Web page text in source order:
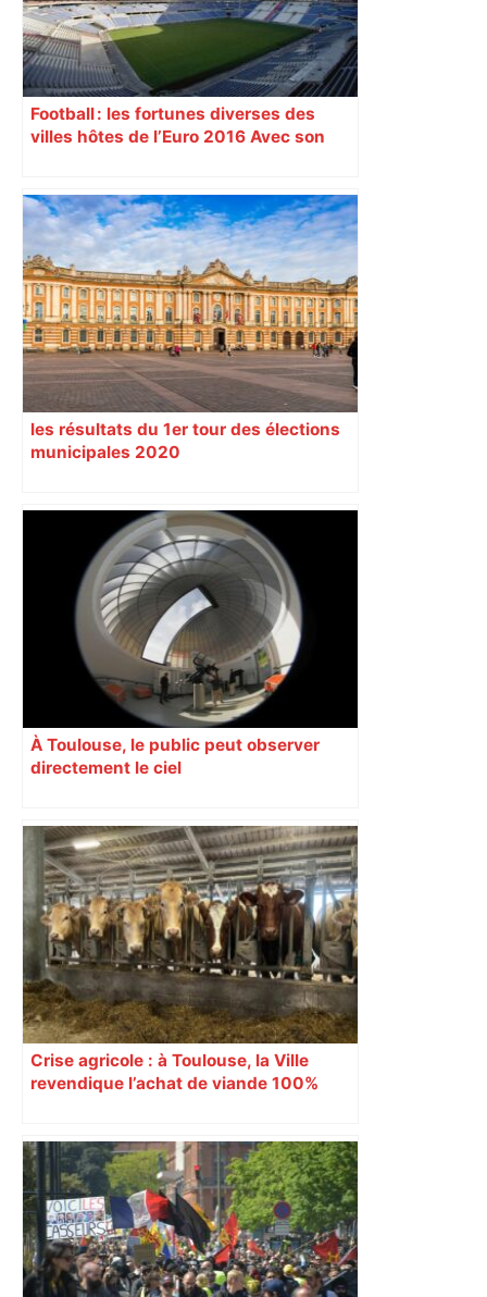
Football : les fortunes diverses des
villes hôtes de l’Euro 2016 Avec son
vivre un Euro exaltant grâce à un tirage
au sort favorable. Toutes les cités n’ont
pas été aussi gâtées.
les résultats du 1er tour des élections
municipales 2020
À Toulouse, le public peut observer
directement le ciel
Crise agricole : à Toulouse, la Ville
revendique l’achat de viande 100%